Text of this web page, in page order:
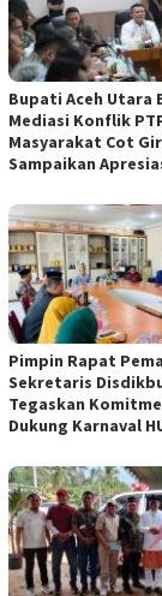
Bupati Aceh Utara
Mediasi Konflik
Masyarakat Cot
Sampaikan
Pimpin Rapat
Sekretaris
Tegaskan
Dukung Karnaval